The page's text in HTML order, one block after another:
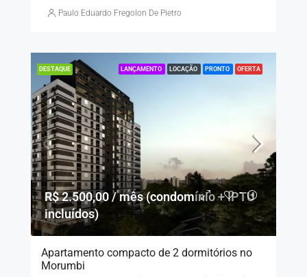
Paulo Eduardo Fregolon De Pietro
DESTAQUE LANÇAMENTO LOCAÇÃO PRONTO OFERTA
R$ 2.500,00 / mês (condomínio + IPTU
incluídos)
Apartamento compacto de 2 dormitórios no
Morumbi